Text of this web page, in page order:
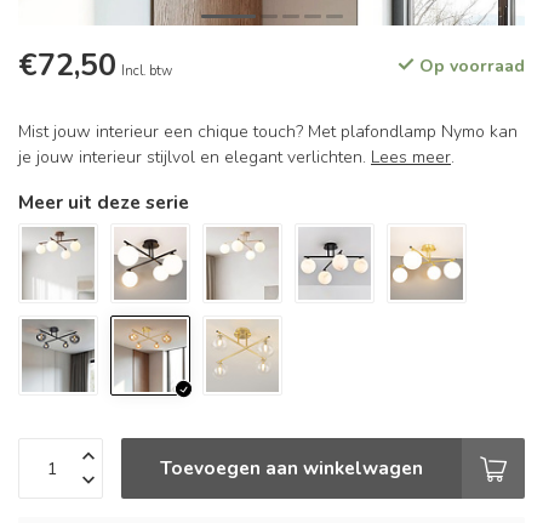
€72,50 Incl. btw Op voorraad
Mist jouw interieur een chique touch? Met plafondlamp Nymo kan
je jouw interieur stijlvol en elegant verlichten. Lees meer.
Meer uit deze serie
Toevoegen aan winkelwagen